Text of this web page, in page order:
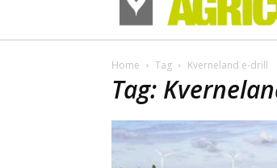
Home Tag Kverneland e-drill
Tag: